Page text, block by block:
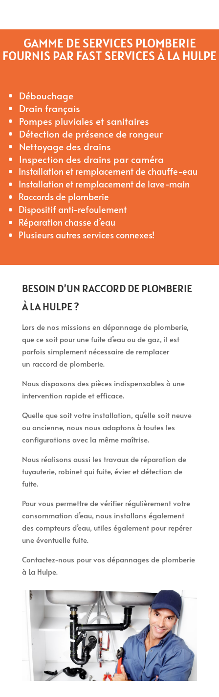
GAMME DE SERVICES PLOMBERIE
FOURNIS PAR FAST SERVICES À LA HULPE
Débouchage
Drain français
Pompes pluviales et sanitaires
Détection de présence de rongeur
Nettoyage des drains
Inspection des drains par caméra
Installation et remplacement de chauffe-eau
Installation et remplacement de lave-main
Raccords de plomberie
Dispositif anti-refoulement
Réparation chasse d’eau
Plusieurs autres services connexes!
BESOIN D’UN RACCORD DE PLOMBERIE
À LA HULPE ?
Lors de nos missions en dépannage de plomberie,
que ce soit pour une fuite d’eau ou de gaz, il est
parfois simplement nécessaire de remplacer
un raccord de plomberie.
Nous disposons des pièces indispensables à une
intervention rapide et efficace.
Quelle que soit votre installation, qu’elle soit neuve
ou ancienne, nous nous adaptons à toutes les
configurations avec la même maîtrise.
Nous réalisons aussi les travaux de réparation de
tuyauterie, robinet qui fuite, évier et détection de
fuite.
Pour vous permettre de vérifier régulièrement votre
consommation d’eau, nous installons également
des compteurs d’eau, utiles également pour repérer
une éventuelle fuite.
Contactez-nous pour vos dépannages de plomberie
à La Hulpe.